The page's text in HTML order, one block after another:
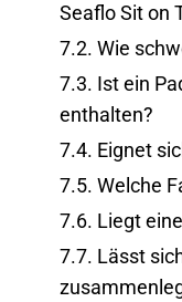
Seaflo Sit on
7.2. Wie
7.3. Ist ein
enthalten?
7.4. Eignet
7.5. Welche
7.6. Liegt
7.7. Lässt